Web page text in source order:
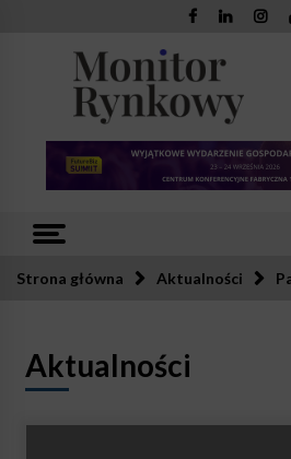
Strona główna Aktualności
Aktualności